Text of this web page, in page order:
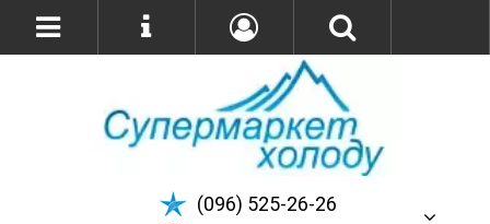
(096) 525-26-26